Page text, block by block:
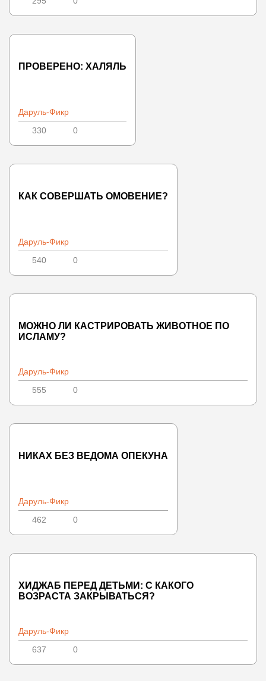
ПРОВЕРЕНО: ХАЛЯЛЬ
Даруль-Фикр
330
0
КАК СОВЕРШАТЬ ОМОВЕНИЕ?
Даруль-Фикр
540
0
МОЖНО ЛИ КАСТРИРОВАТЬ ЖИВОТНОЕ ПО
ИСЛАМУ?
Даруль-Фикр
555
0
НИКАХ БЕЗ ВЕДОМА ОПЕКУНА
Даруль-Фикр
462
0
ХИДЖАБ ПЕРЕД ДЕТЬМИ: С КАКОГО
ВОЗРАСТА ЗАКРЫВАТЬСЯ?
Даруль-Фикр
637
0